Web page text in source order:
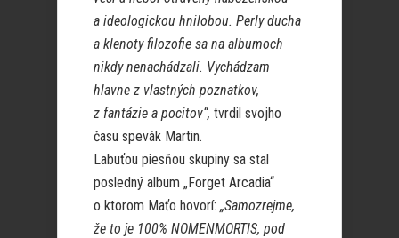
a ideologickou hnilobou. Perly ducha
a klenoty filozofie sa na albumoch
nikdy nenachádzali. Vychádzam
hlavne z vlastných poznatkov,
z fantázie a pocitov“, tvrdil svojho
času spevák Martin.
Labuťou piesňou skupiny sa stal
posledný album „Forget Arcadia“
o ktorom Maťo hovorí: „Samozrejme,
že to je 100% NOMENMORTIS, pod